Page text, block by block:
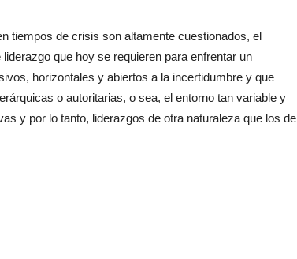
tiempos de crisis son altamente cuestionados, el
que hoy se requieren para enfrentar un
horizontales y abiertos a la incertidumbre y que
o autoritarias, o sea, el entorno tan variable y
y por lo tanto, liderazgos de otra naturaleza que los de